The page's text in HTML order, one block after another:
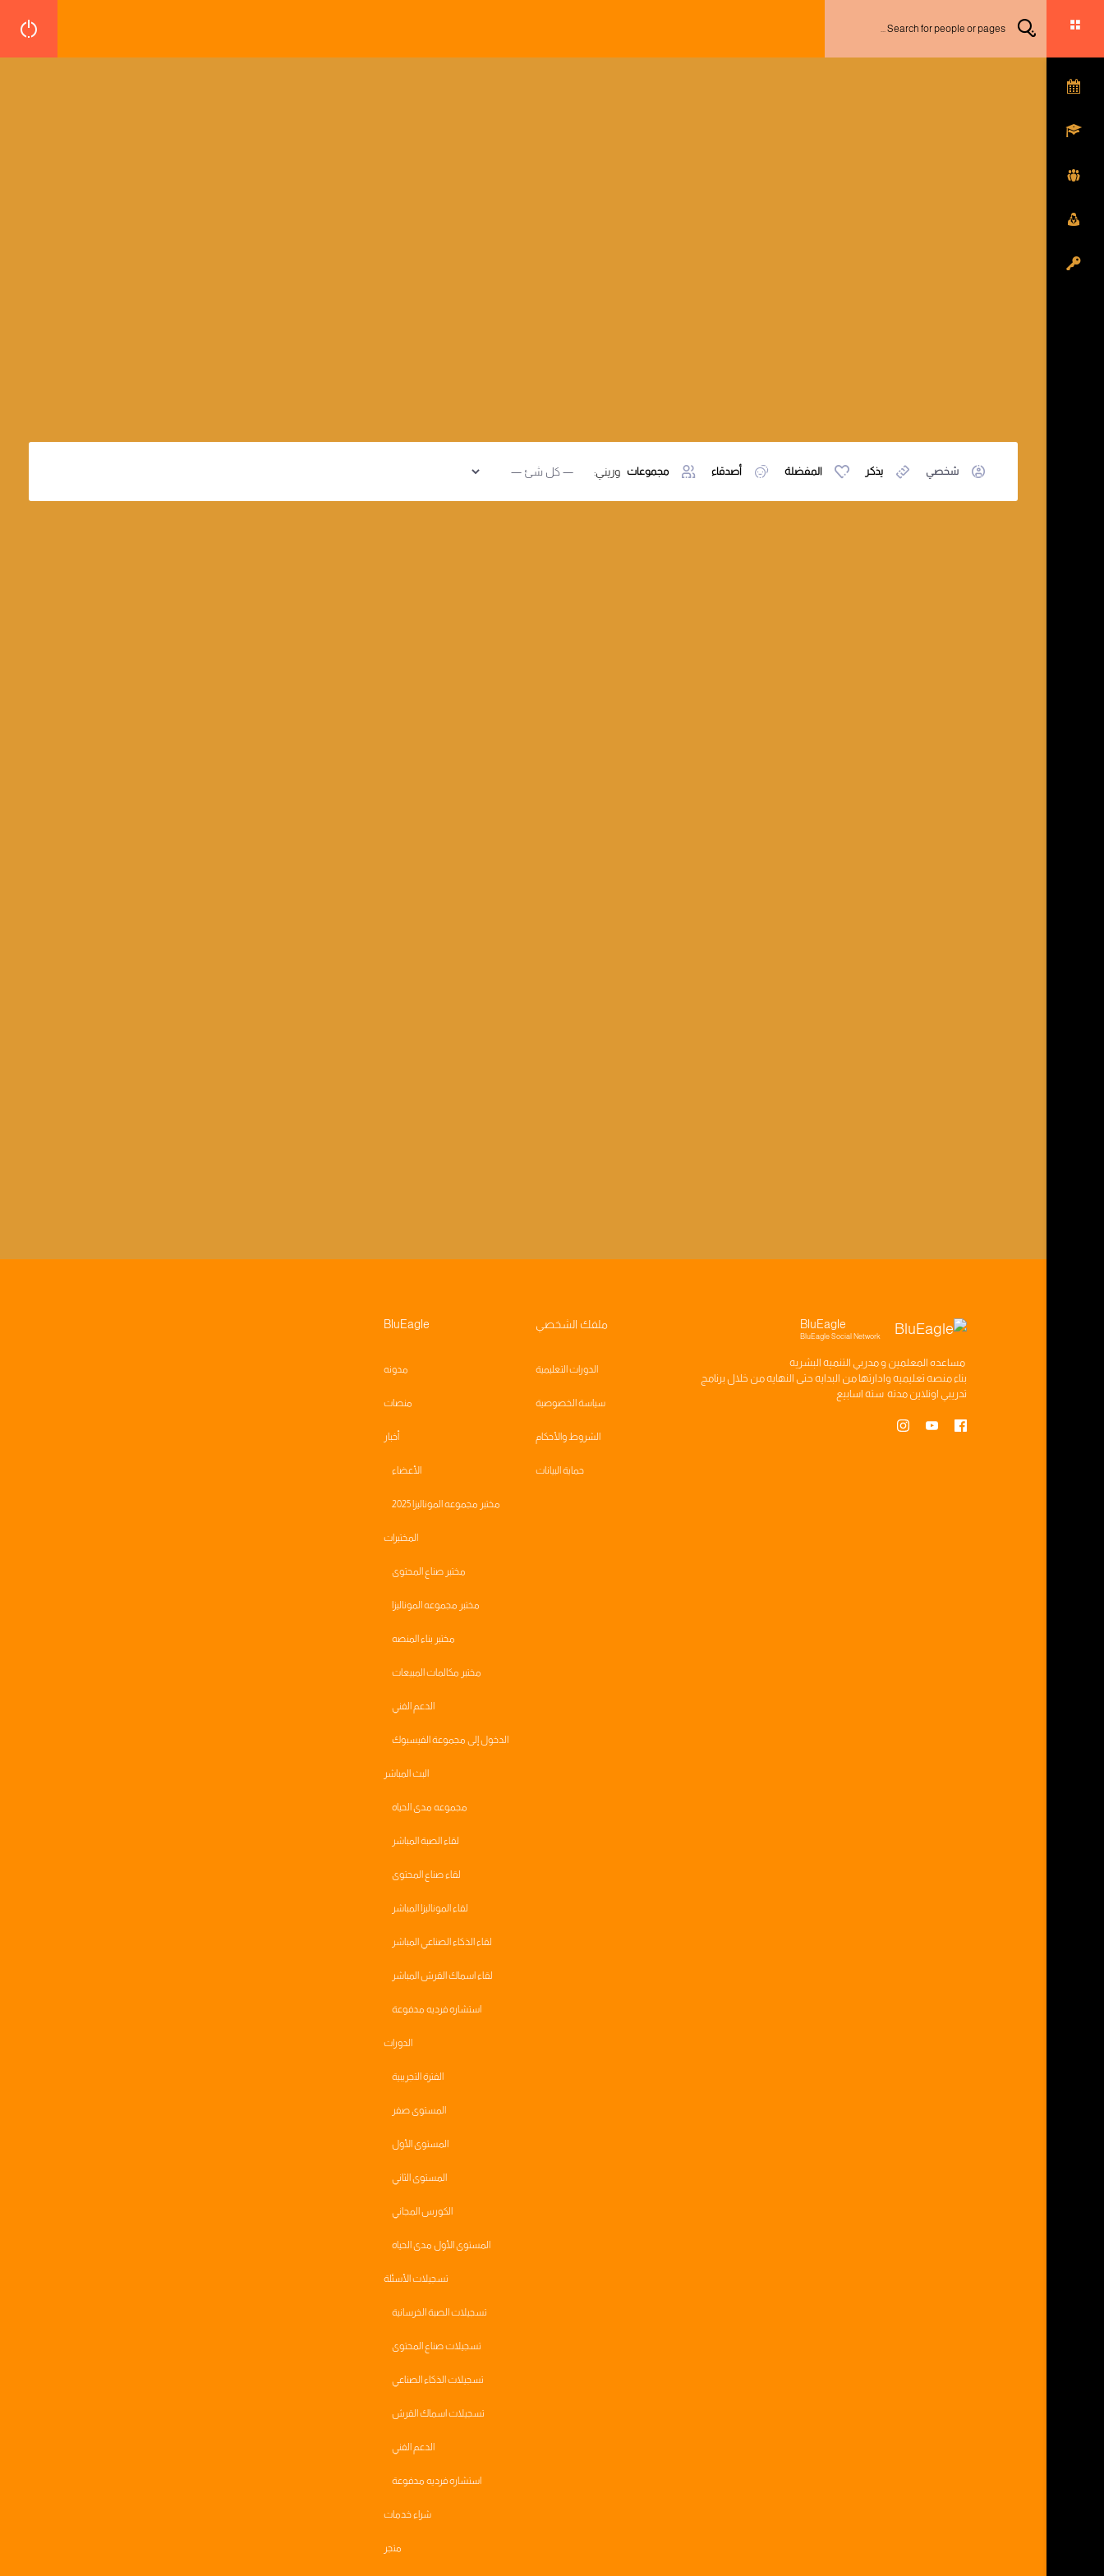
شخصي يذكر المفضلة أصدقاء مجموعات وريني:
BluEagle
BluEagle Social Network
مساعده المعلمين ومدربي التنميه البشريه
بناءمنصه تعليميه وادارتها من البدايه حتى النهايه من خلال برنامج
تدريبي اونلاين مدته سته اسابيع
ملفك الشخصي
الدورات التعليمية
سياسة الخصوصية
الشروط والأحكام
حماية البيانات
BluEagle
مدونه
منصات
أخبار
الأعضاء
مختبر مجموعه الموناليزا 2025
المختبرات
مختبر صناع المحتوى
مختبر مجموعه الموناليزا
مختبر بناء المنصه
مختبر مكالمات المبيعات
الدعم الفني
الدخول إلى مجموعة الفيسبوك
البث المباشر
مجموعه مدى الحياه
لقاء الصبة المباشر
لقاء صناع المحتوى
لقاء الموناليزا المباشر
لقاء الذكاء الصناعي المباشر
لقاء اسماك القرش المباشر
استشاره فرديه مدفوعة
الدورات
الفترة التجريبية
المستوى صفر
المستوى الأول
المستوى الثاني
الكورس المجاني
المستوى الأول مدى الحياه
تسجيلات الأسئلة
تسجيلات الصبة الخرسانية
تسجيلات صناع المحتوى
تسجيلات الذكاء الصناعي
تسجيلات اسماك القرش
الدعم الفني
استشاره فرديه مدفوعة
شراء خدمات
متجر